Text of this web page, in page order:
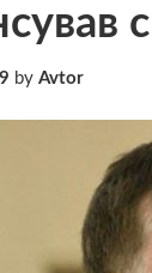
by Avtor